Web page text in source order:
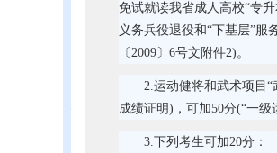
免试就读我省成人高校“专
义务兵役退役和“下基层”
〔2009〕6号文附件2)。
2.运动健将和武术项目
成绩证明)，可加50分(“一级
3.下列考生可加20分：